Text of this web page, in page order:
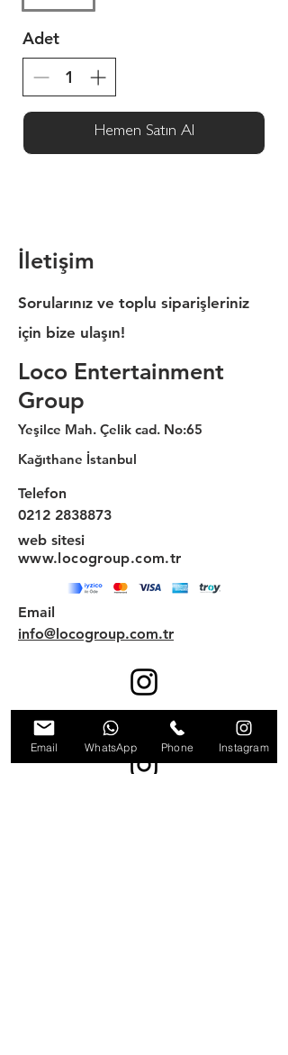
Adet
Hemen Satın Al
İletişim
Sorularınız ve toplu siparişleriniz
için bize ulaşın!
Loco Entertainment
Group
Yeşilce Mah. Çelik cad. No:65
Kağıthane İstanbul
Telefon
0212 2838873
web sitesi
www.locogroup.com.tr
Email
info@locogroup.com.tr
alcoholoco
Email WhatsApp Phone Instagram